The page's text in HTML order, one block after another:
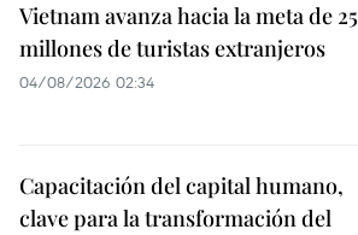
Vietnam avanza hacia la meta de 25
millones de turistas extranjeros
04/08/2026 02:34
Capacitación del capital humano,
clave para la transformación del